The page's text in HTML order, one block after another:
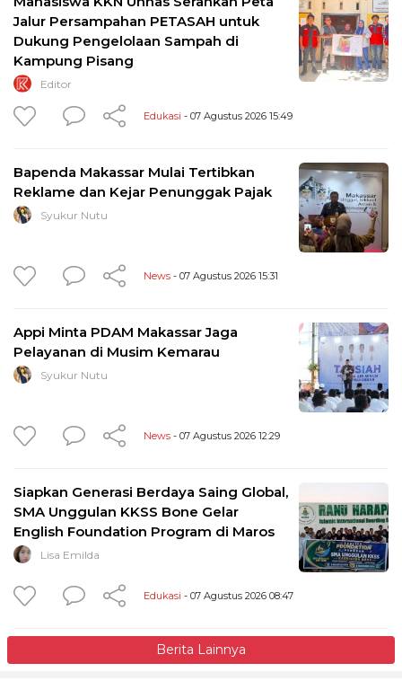
Jalur Persampahan PETASAH untuk
Dukung Pengelolaan Sampah di
Kampung Pisang
Editor
Edukasi - 07 Agustus 2026 15:49
Bapenda Makassar Mulai Tertibkan
Reklame dan Kejar Penunggak Pajak
Syukur Nutu
News - 07 Agustus 2026 15:31
Appi Minta PDAM Makassar Jaga
Pelayanan di Musim Kemarau
Syukur Nutu
News - 07 Agustus 2026 12:29
Siapkan Generasi Berdaya Saing Global,
SMA Unggulan KKSS Bone Gelar
English Foundation Program di Maros
Lisa Emilda
Edukasi - 07 Agustus 2026 08:47
Berita Lainnya